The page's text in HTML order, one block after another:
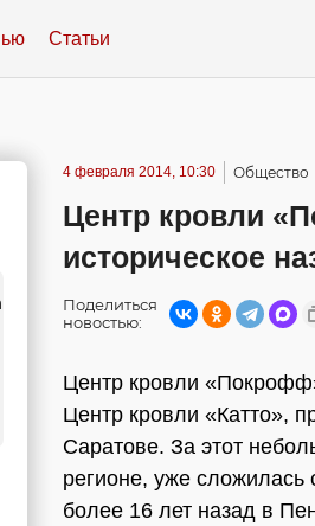
Статьи
4 февраля 2014, 10:30 Общество
Центр кровли
историческое
Поделиться
новостью:
Центр кровли
Центр кровли «Катто»,
Саратове. За этот
регионе, уже
более 16 лет назад в